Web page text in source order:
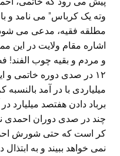
وته یک کرباس” می نامد و
مطلقه فقیه، مدعی می
اشاره مقام ولایت در این
و مردم و بقیه چوب
۱۲ در صدی دوره خاتمی و
میلیاردی با در آمد
برباد دادن هفتصد میلیارد
چند در صدی دوران احمدی
کر است که حتی شورش
نمی خواهد ببیند و به